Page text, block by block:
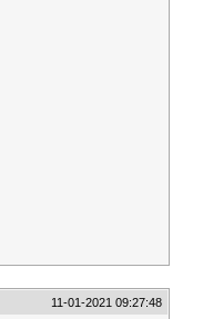
11-01-2021 09:27:48